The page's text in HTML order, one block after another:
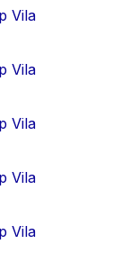
Vila
Vila
Vila
Vila
Vila